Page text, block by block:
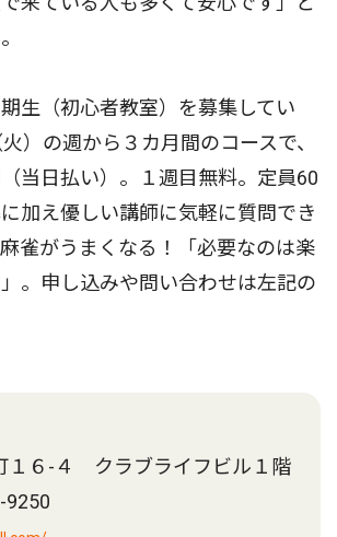
生（初心者教室）を募集してい
）の週から３カ月間のコースで、
当日払い）。１週目無料。定員60
加え優しい講師に気軽に質問でき
雀がうまくなる！「必要なのは楽
。申し込みや問い合わせは左記の
１６-４ クラブライフビル１階
9250